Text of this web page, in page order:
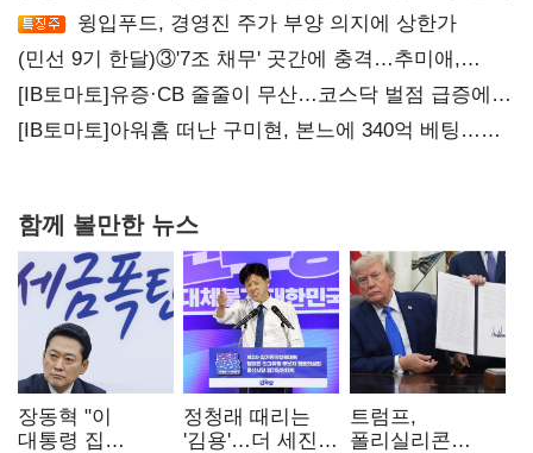
윙입푸드, 경영진 주가 부양 의지에 상한가
(민선 9기 한달)③'7조 채무' 곳간에 충격…추미애,
20년만에 '비상재정' 선언 승부수
[IB토마토]유증·CB 줄줄이 무산…코스닥 벌점 급증에
상폐 압박
[IB토마토]아워홈 떠난 구미현, 본느에 340억 베팅…
함께 볼만한 뉴스
장동혁 "이
대통령 집
정청래 때리는
'김용'…더 세진
트럼프,
폴리실리콘